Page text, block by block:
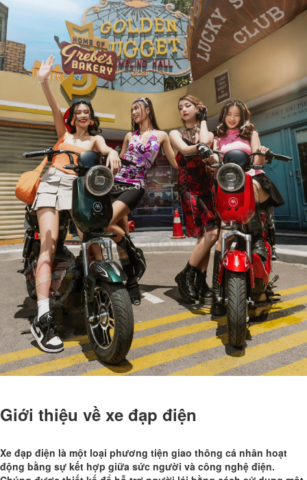
Giới thiệu về xe đạp điện
Xe đạp điện là một loại phương tiện giao thông cá nhân hoạt
động bằng sự kết hợp giữa sức người và công nghệ điện.